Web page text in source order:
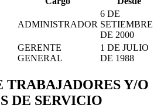
ADMINISTRADOR
6 DE
SETIEMBRE
DE 2000
GERENTE
GENERAL
1 DE JULIO
DE 1988
TRABAJADORES Y/O
DE SERVICIO